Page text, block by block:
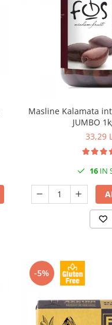
Masline Kalamata
33,29
16 IN
-5%